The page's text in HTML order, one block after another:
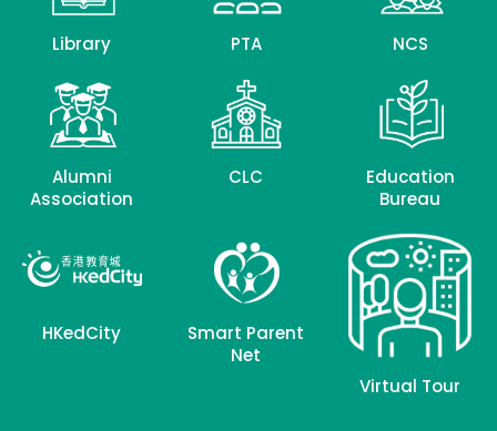
Library PTA NCS
Alumni
Association
CLC
Education
Bureau
HKedCity
Smart Parent
Net
Virtual Tour